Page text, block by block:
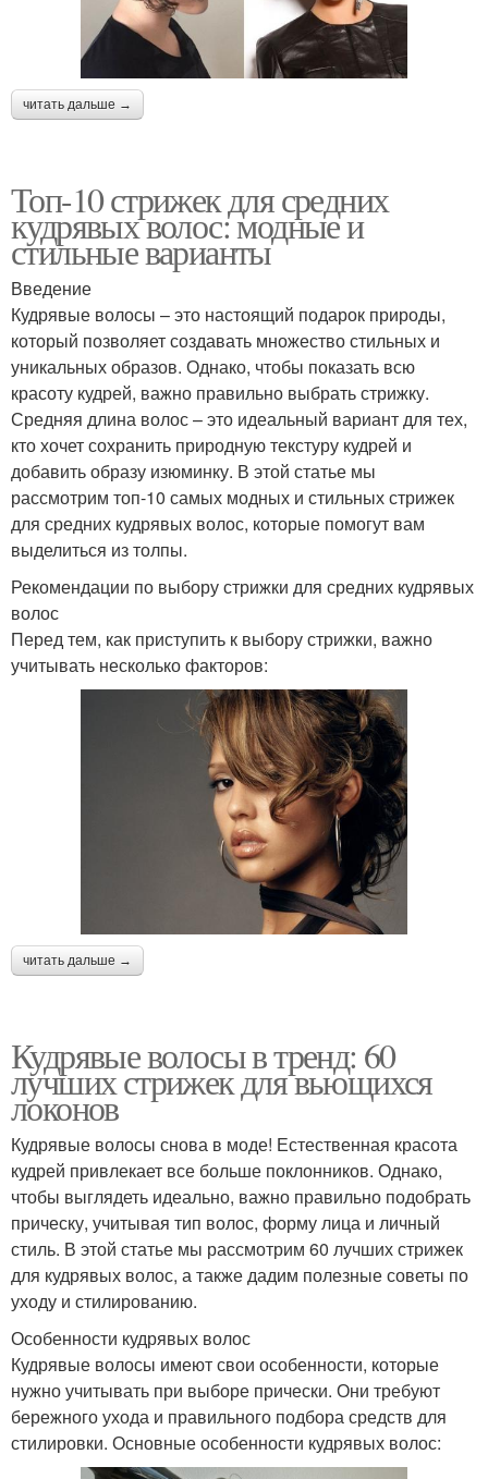
читать дальше →
Топ-10 стрижек для средних
кудрявых волос: модные и
стильные варианты
Введение
Кудрявые волосы – это настоящий подарок природы,
который позволяет создавать множество стильных и
уникальных образов. Однако, чтобы показать всю
красоту кудрей, важно правильно выбрать стрижку.
Средняя длина волос – это идеальный вариант для тех,
кто хочет сохранить природную текстуру кудрей и
добавить образу изюминку. В этой статье мы
рассмотрим топ-10 самых модных и стильных стрижек
для средних кудрявых волос, которые помогут вам
выделиться из толпы.
Рекомендации по выбору стрижки для средних кудрявых
волос
Перед тем, как приступить к выбору стрижки, важно
учитывать несколько факторов:
читать дальше →
Кудрявые волосы в тренд: 60
лучших стрижек для вьющихся
локонов
Кудрявые волосы снова в моде! Естественная красота
кудрей привлекает все больше поклонников. Однако,
чтобы выглядеть идеально, важно правильно подобрать
прическу, учитывая тип волос, форму лица и личный
стиль. В этой статье мы рассмотрим 60 лучших стрижек
для кудрявых волос, а также дадим полезные советы по
уходу и стилированию.
Особенности кудрявых волос
Кудрявые волосы имеют свои особенности, которые
нужно учитывать при выборе прически. Они требуют
бережного ухода и правильного подбора средств для
стилировки. Основные особенности кудрявых волос: